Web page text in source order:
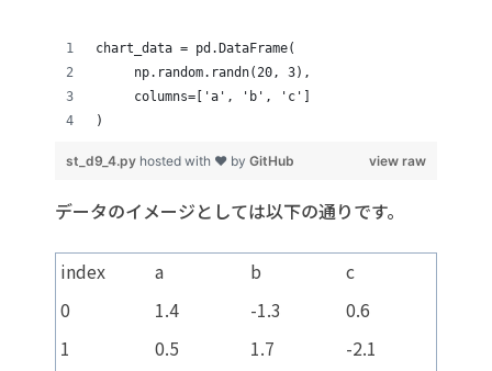
chart_data = pd.DataFrame(
     np.random.randn(20, 3),
     columns=['a', 'b', 'c']
)
view raw
st_d9_4.py hosted with ❤ by GitHub
データのイメージとしては以下の通りです。
index a b
c
0
1.4 -1.3
0.6
1
0.5 1.7
-2.1